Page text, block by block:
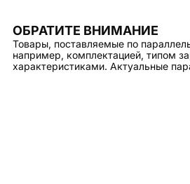
ОБРАТИТЕ ВНИМАНИЕ
Товары, поставляемые по
например, комплектацией, типом
характеристиками. Актуальные